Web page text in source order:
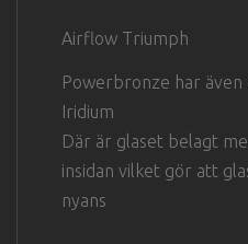
Airflow Triumph
Powerbronze har
Iridium
Där är glaset belagt
insidan vilket gör att
nyans